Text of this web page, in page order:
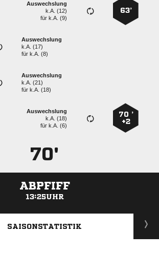
63’
Auswechslung
k.A. (12)
fürk.A. (9)
Auswechslung
k.A. (17)
fürk.A. (8)
Auswechslung
k.A. (21)
fürk.A. (18)
70 ’
+2
Auswechslung
k.A. (18)
fürk.A. (6)
70'
ABPFIFF
13:25UHR
ANZEIGE
SAISONSTATISTIK